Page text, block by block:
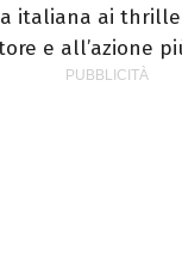
italiana ai
e all’azione